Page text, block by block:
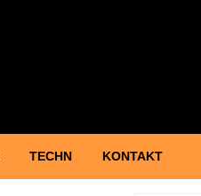
TECHN KONTAKT